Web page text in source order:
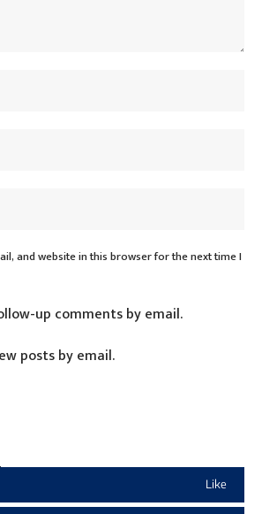
and website in this browser for the next time I
up comments by email.
posts by email.
Like